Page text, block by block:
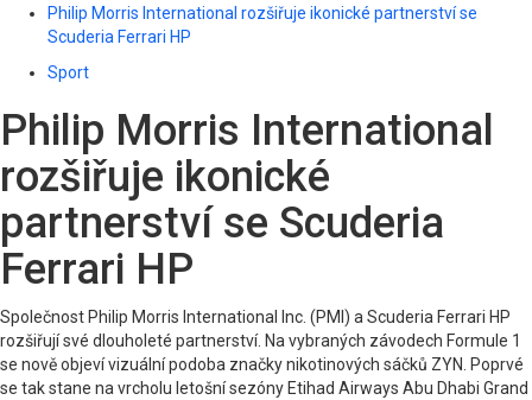
Philip Morris International rozšiřuje ikonické partnerství se
Scuderia Ferrari HP
Sport
Philip Morris International
rozšiřuje ikonické
partnerství se Scuderia
Ferrari HP
Společnost Philip Morris International Inc. (PMI) a Scuderia Ferrari HP
rozšiřují své dlouholeté partnerství. Na vybraných závodech Formule 1
se nově objeví vizuální podoba značky nikotinových sáčků ZYN. Poprvé
se tak stane na vrcholu letošní sezóny Etihad Airways Abu Dhabi Grand